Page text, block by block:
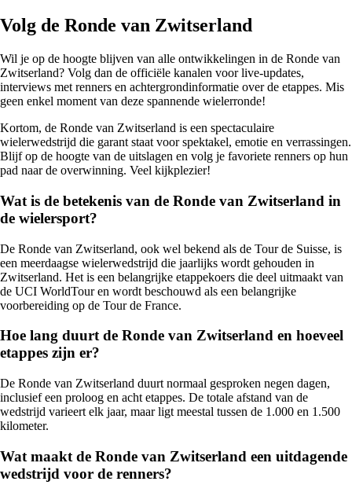
Volg de Ronde van Zwitserland
Wil je op de hoogte blijven van alle ontwikkelingen in de Ronde van
Zwitserland? Volg dan de officiële kanalen voor live-updates,
interviews met renners en achtergrondinformatie over de etappes. Mis
geen enkel moment van deze spannende wielerronde!
Kortom, de Ronde van Zwitserland is een spectaculaire
wielerwedstrijd die garant staat voor spektakel, emotie en verrassingen.
Blijf op de hoogte van de uitslagen en volg je favoriete renners op hun
pad naar de overwinning. Veel kijkplezier!
Wat is de betekenis van de Ronde van Zwitserland in
de wielersport?
De Ronde van Zwitserland, ook wel bekend als de Tour de Suisse, is
een meerdaagse wielerwedstrijd die jaarlijks wordt gehouden in
Zwitserland. Het is een belangrijke etappekoers die deel uitmaakt van
de UCI WorldTour en wordt beschouwd als een belangrijke
voorbereiding op de Tour de France.
Hoe lang duurt de Ronde van Zwitserland en hoeveel
etappes zijn er?
De Ronde van Zwitserland duurt normaal gesproken negen dagen,
inclusief een proloog en acht etappes. De totale afstand van de
wedstrijd varieert elk jaar, maar ligt meestal tussen de 1.000 en 1.500
kilometer.
Wat maakt de Ronde van Zwitserland een uitdagende
wedstrijd voor de renners?